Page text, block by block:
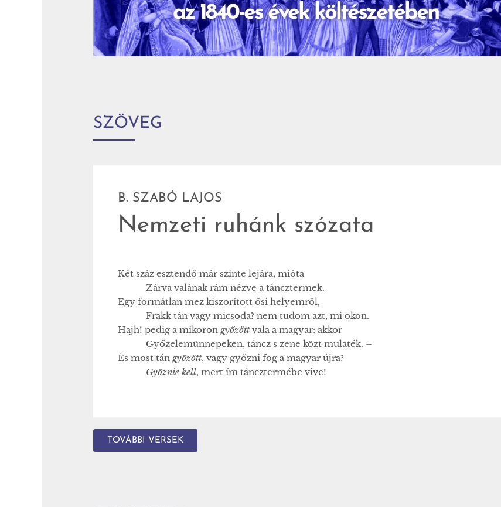
az 1840-es évek költészetében
SZÖVEG
B. SZABÓ LAJOS
Nemzeti ruhánk szózata
Két száz esztendő már szinte lejára, mióta
Zárva valának rám nézve a táncztermek.
Egy formátlan mez kiszorított ősi helyemről,
Frakk tán vagy micsoda? nem tudom azt, mi okon.
Hajh! pedig a míkoron győzöttvala a magyar: akkor
Győzelemünnepeken, táncz s zene közt mulaték. –
És most tán győzött, vagy győzni fog a magyar újra?
Győznie kell, mert ím táncztermébe vive!
TOVÁBBI VERSEK